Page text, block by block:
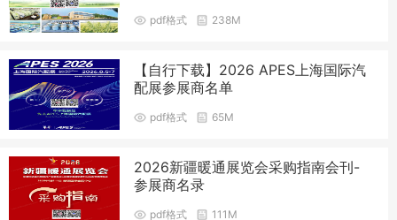
pdf格式 238M
【自行下载】2026 APES上海国际汽
配展参展商名单
pdf格式 65M
2026新疆暖通展览会采购指南会刊-
参展商名录
pdf格式 111M